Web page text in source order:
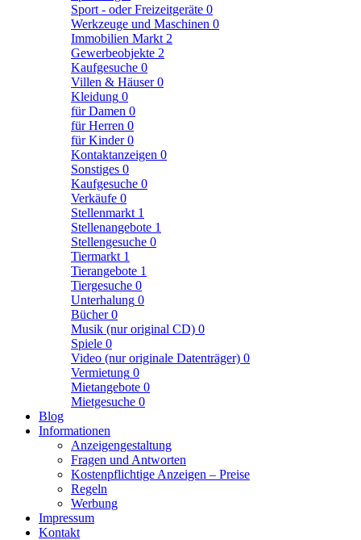
Sport - oder Freizeitgeräte 0
Werkzeuge und Maschinen 0
Immobilien Markt 2
Gewerbeobjekte 2
Kaufgesuche 0
Villen & Häuser0
Kleidung 0
für Damen 0
für Herren 0
für Kinder0
Kontaktanzeigen 0
Sonstiges 0
Kaufgesuche 0
Verkäufe 0
Stellenmarkt 1
Stellenangebote 1
Stellengesuche 0
Tiermarkt 1
Tierangebote 1
Tiergesuche 0
Unterhalung 0
Bücher0
Musik (nur original CD) 0
Spiele 0
Video (nur originale Datenträger) 0
Vermietung 0
Mietangebote 0
Mietgesuche 0
Blog
Informationen
Anzeigengestaltung
Fragen und Antworten
Kostenpflichtige Anzeigen – Preise
Regeln
Werbung
Impressum
Kontakt